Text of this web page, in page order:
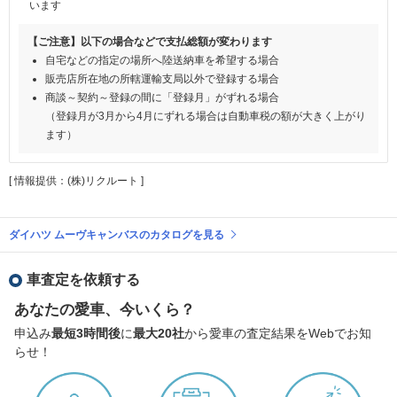
います
【ご注意】以下の場合などで支払総額が変わります
自宅などの指定の場所へ陸送納車を希望する場合
販売店所在地の所轄運輸支局以外で登録する場合
商談～契約～登録の間に「登録月」がずれる場合
（登録月が3月から4月にずれる場合は自動車税の額が大きく上がり
ます）
[ 情報提供：(株)リクルート ]
ダイハツ ムーヴキャンバスのカタログを見る
車査定を依頼する
あなたの愛車、今いくら？
申込み最短3時間後に最大20社から愛車の査定結果をWebでお知
らせ！